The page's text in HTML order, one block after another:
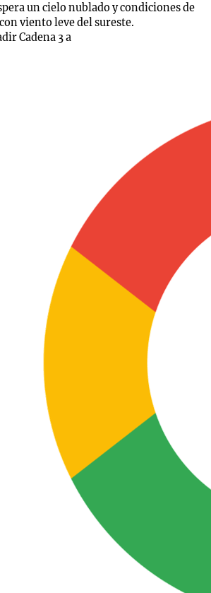
un cielo nublado y condiciones de
viento leve del sureste.
Cadena 3 a
La Sole en
Cadena 3